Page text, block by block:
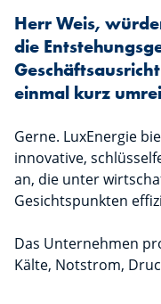
Herr Weis,
die
einmal kurz
Gerne. LuxEnergie
innovative,
an, die unter
Gesichtspunkten
Das Unternehmen
Kälte, Notstrom,